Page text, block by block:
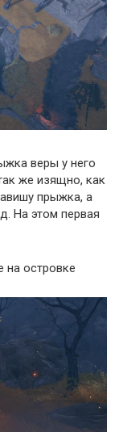
веры у него
же изящно, как
прыжка, а
На этом первая
на островке